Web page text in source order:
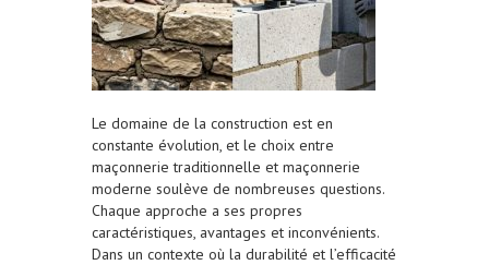
Le domaine de la construction est en
constante évolution, et le choix entre
maçonnerie traditionnelle et maçonnerie
moderne soulève de nombreuses questions.
Chaque approche a ses propres
caractéristiques, avantages et inconvénients.
Dans un contexte où la durabilité et l’efficacité